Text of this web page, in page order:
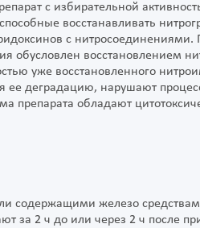
с избирательной
восстанавливать
с нитросоединениями.
обусловлен восстановлением
уже восстановленного
ее деградацию, нарушают
препарата обладают
железо
за 2 ч до или через 2 ч после